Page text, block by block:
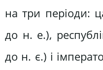
на три періоди:
до н. е.),
до н. є.) і